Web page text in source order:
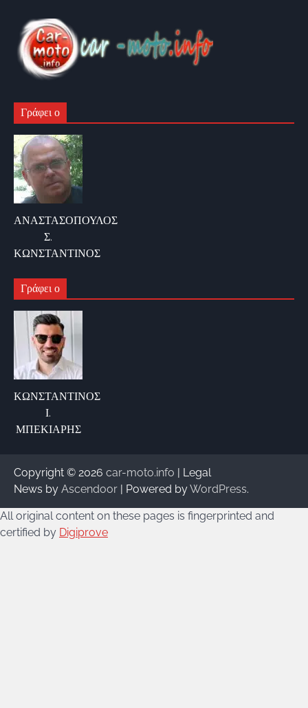
Γράφει ο
ΑΝΑΣΤΑΣΟΠΟΥΛΟΣ
Σ.
ΚΩΝΣΤΑΝΤΙΝΟΣ
Γράφει ο
ΚΩΝΣΤΑΝΤΙΝΟΣ
Ι.
ΜΠΕΚΙΑΡΗΣ
Copyright © 2026 car-moto.info | Legal
News by Ascendoor | Powered byWordPress.
All original content on these pages is fingerprinted and
certified by Digiprove